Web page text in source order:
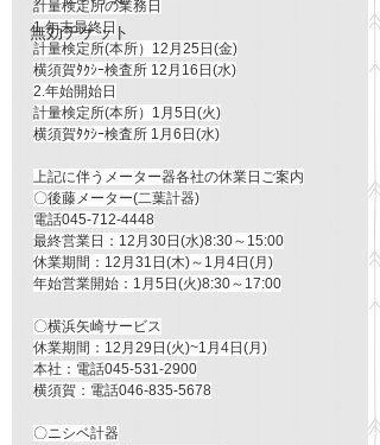
無効チケット
計量検定所の業務日
1.年末最終日
計量検定所(本所）12月25日(金)
横須賀ﾀｸｼｰ検査所 12月16日(水)
2.年始開始日
計量検定所(本所）1月5日(火)
横須賀ﾀｸｼｰ検査所 1月6日(水)
上記に伴うメーター器各社の休業日ご案内
〇後藤メーター(二葉計器)
電話045-712-4448
最終営業日：12月30日(水)8:30～15:00
休業期間：12月31日(木)～1月4日(月)
年始営業開始：1月5日(火)8:30～17:00
〇横浜矢崎サービス
休業期間：12月29日(火)~1月4日(月)
本社：電話045-531-2900
横須賀：電話046-835-5678
〇ニシベ計器